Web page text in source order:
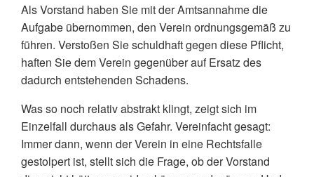
Haftungsfreizeichnung in der Satzung
Sichern Sie sich die Entlastung in der Vereinshaftung
Vereinshaftung – Organisieren Sie Berichtspflichten
Als Vorstand haben Sie mit der Amtsannahme die
Aufgabe übernommen, den Verein ordnungsgemäß zu
führen. Verstoßen Sie schuldhaft gegen diese Pflicht,
haften Sie dem Verein gegenüber auf Ersatz des
dadurch entstehenden Schadens.
Was so noch relativ abstrakt klingt, zeigt sich im
Einzelfall durchaus als Gefahr. Vereinfacht gesagt:
Immer dann, wenn der Verein in eine Rechtsfalle
gestolpert ist, stellt sich die Frage, ob der Vorstand